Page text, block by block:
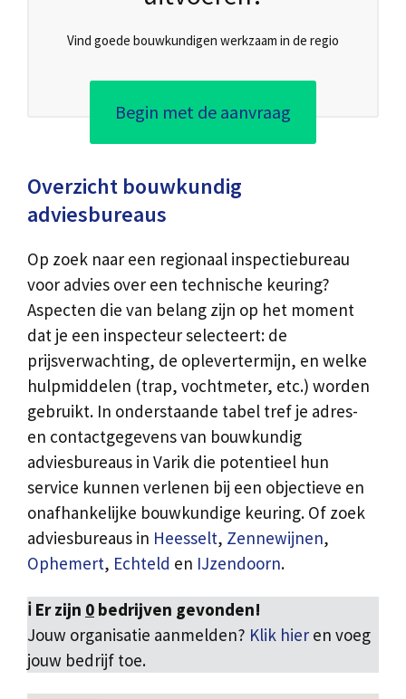
Vind goede bouwkundigen werkzaam in de regio
Begin met de aanvraag
Overzicht bouwkundig
adviesbureaus
Op zoek naar een regionaal inspectiebureau
voor advies over een technische keuring?
Aspecten die van belang zijn op het moment
dat je een inspecteur selecteert: de
prijsverwachting, de oplevertermijn, en welke
hulpmiddelen (trap, vochtmeter, etc.) worden
gebruikt. In onderstaande tabel tref je adres-
en contactgegevens van bouwkundig
adviesbureaus in Varik die potentieel hun
service kunnen verlenen bij een objectieve en
onafhankelijke bouwkundige keuring. Of zoek
adviesbureaus in Heesselt, Zennewijnen,
Ophemert, Echteld en IJzendoorn.
ℹ️ Er zijn 0 bedrijven gevonden!
Jouw organisatie aanmelden? Klik hier en voeg
jouw bedrijf toe.